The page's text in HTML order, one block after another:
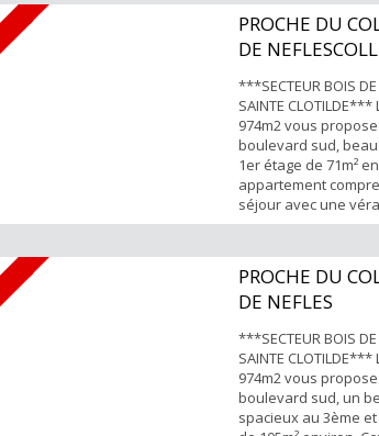
placards et
et WC séparé.
Emplacement
PROCHE DU
DE
NEFLESC...
***SECTEUR BOIS
SAINTE
974m2 vous
boulevard sud,
1er étage de 71m²
appartement
séjour avec une
cuisine aménagée-
placards et
de bain et un WC
FORTS: -
PROCHE DU
DE NEFLES
***SECTEUR BOIS
SAINTE
974m2 vous
boulevard sud, un
spacieux au 3ème